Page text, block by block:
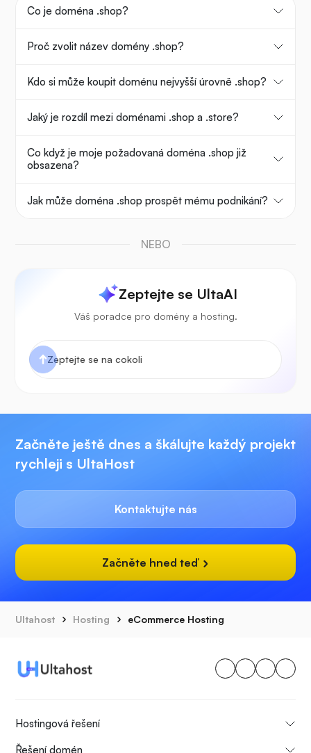
Co je doména .shop?
Proč zvolit název domény .shop?
Kdo si může koupit doménu nejvyšší úrovně .shop?
Jaký je rozdíl mezi doménami .shop a .store?
Co když je moje požadovaná doména .shop již
obsazena?
Jak může doména .shop prospět mému podnikání?
NEBO
Zeptejte se UltaAI
Váš poradce pro domény a hosting.
Začněte ještě dnes a škálujte každý projekt
rychleji s UltaHost
Kontaktujte nás
Začněte hned teď
Ultahost Hosting eCommerce Hosting
Hostingová řešení
Řešení domén